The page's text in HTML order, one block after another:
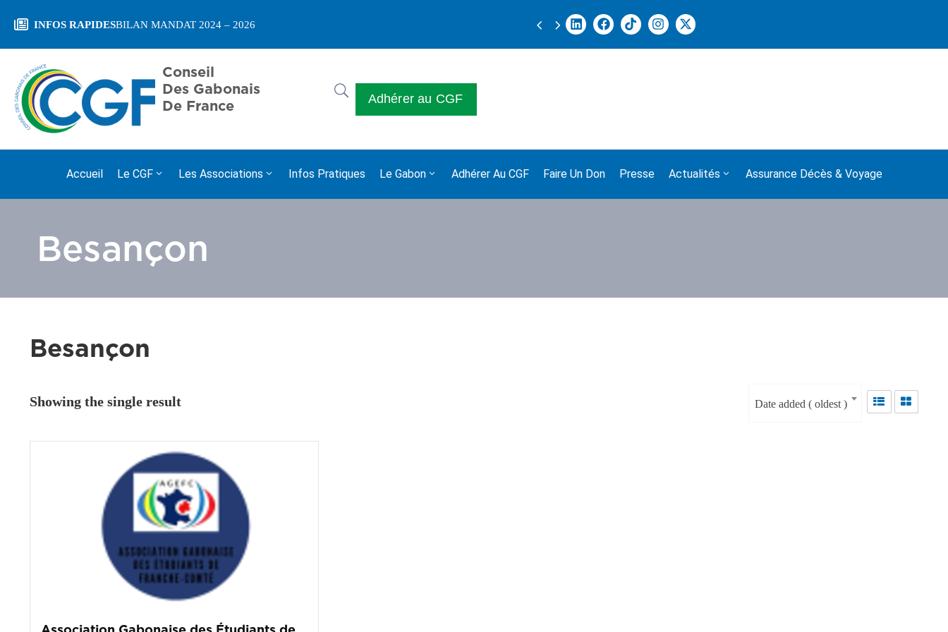
INFOS RAPIDES JOURNEE ACADÉMIQUE ET D’INTEGRATION 2025
Conseil
Des Gabonais
De France
Adhérer au CGF
Accueil Le CGF Les Associations Infos Pratiques Le Gabon Adhérer Au CGF Faire Un Don Presse Actualités Assurance Décès & Voyage
Besançon
Besançon
Showing the single result Date added ( oldest )